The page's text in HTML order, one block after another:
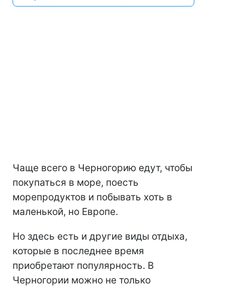
Чаще всего в Черногорию едут, чтобы
покупаться в море, поесть
морепродуктов и побывать хоть в
маленькой, но Европе.
Но здесь есть и другие виды отдыха,
которые в последнее время
приобретают популярность. В
Черногории можно не только